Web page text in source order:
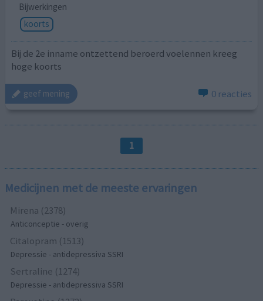
Bijwerkingen
koorts
Bij de 2e inname ontzettend beroerd voelennen kreeg
hoge koorts
geef mening 0 reacties
1
Medicijnen met de meeste ervaringen
Mirena (2378)
Anticonceptie - overig
Citalopram (1513)
Depressie - antidepressiva SSRI
Sertraline (1274)
Depressie - antidepressiva SSRI